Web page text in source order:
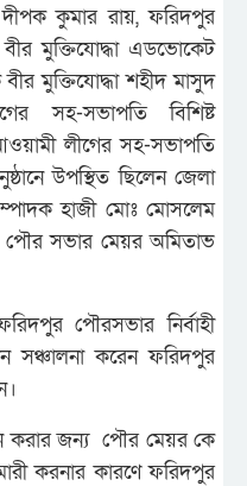
দীপক কুমার রায়, ফরিদপুর
মুক্তিযোদ্ধা এডভোকেট
মুক্তিযোদ্ধা শহীদ মাসুদ
সহ-সভাপতি বিশিষ্ট
লীগের সহ-সভাপতি
উপস্থিত ছিলেন জেলা
সম্পাদক হাজী মোঃ মোসলেম
পৌর সভার মেয়র অমিতাভ
পৌরসভার নির্বাহী
সঞ্চালনা করেন ফরিদপুর
করার জন্য পৌর মেয়র কে
করনার কারণে ফরিদপুর